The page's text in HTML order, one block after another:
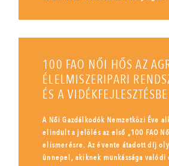
100 FAO NŐI HŐS AZ
ÉLELMISZERIPARI
ÉS A
A Női Gazdálkodók Nemzetközi Éve
elindult a jelölés az első „100 FAO
elismerésre. Az évente átadott díj
ünnepel, akiknek munkássága valódi